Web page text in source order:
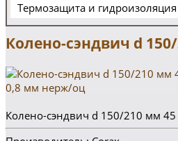
Термозащита и гидроизоляция
Колено-сэндвич d
Колено-сэндвич d 150/210 мм